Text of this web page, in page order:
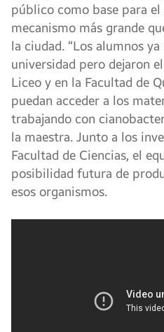
público como base para
mecanismo más grande
la ciudad. “Los alumnos
universidad pero dejaron
Liceo y en la Facultad de
puedan acceder a los
trabajando con
la maestra. Junto a los
Facultad de Ciencias, el
posibilidad futura de
esos organismos.